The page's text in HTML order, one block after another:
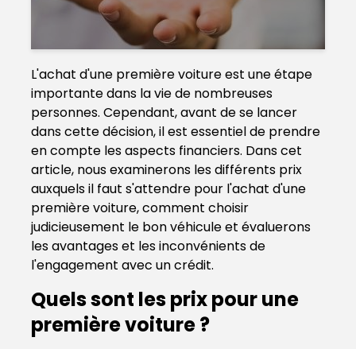
L'achat d'une première voiture est une étape
importante dans la vie de nombreuses
personnes. Cependant, avant de se lancer
dans cette décision, il est essentiel de prendre
en compte les aspects financiers. Dans cet
article, nous examinerons les différents prix
auxquels il faut s'attendre pour l'achat d'une
première voiture, comment choisir
judicieusement le bon véhicule et évaluerons
les avantages et les inconvénients de
l'engagement avec un crédit.
Quels sont les prix pour une
première voiture ?